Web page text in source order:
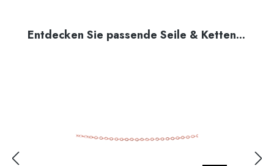
Produktgalerie überspringen
Entdecken Sie passende Seile & Ketten...